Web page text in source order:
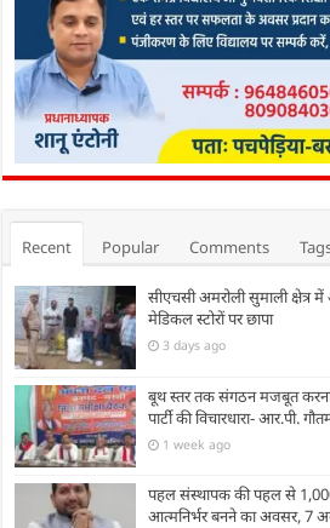
Recent Popular Comments
सीएचसी अमरोली सुमाली क्षेत्र
मेडिकल स्टोरों पर छापा
3 days ago
बूथ स्तर तक संगठन मजबूत करना
पार्टी की विचारधारा- आर.पी.
1 week ago
पहल संस्थापक की पहल से
आत्मनिर्भर बनने का अवसर, 7